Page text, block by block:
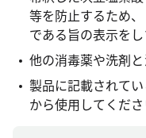
等を防止するため
である旨の表示をし
他の消毒薬や洗剤
製品に記載されて
から使用してくださ